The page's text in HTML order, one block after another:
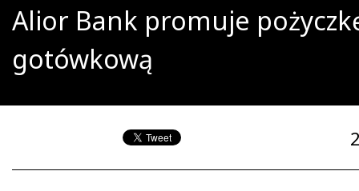
Alior Bank promuje
gotówkową